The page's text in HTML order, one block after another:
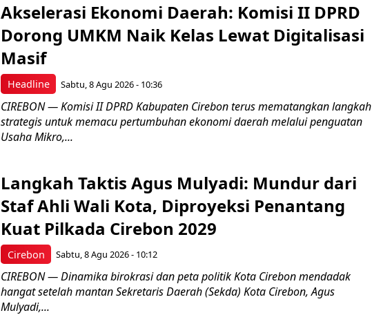
Headline
Akselerasi Ekonomi Daerah: Komisi II DPRD
Dorong UMKM Naik Kelas Lewat Digitalisasi
Masif
Sabtu, 8 Agu 2026 - 10:36
CIREBON — Komisi II DPRD Kabupaten Cirebon terus mematangkan langkah
strategis untuk memacu pertumbuhan ekonomi daerah melalui penguatan
Usaha Mikro,...
Cirebon
Langkah Taktis Agus Mulyadi: Mundur dari
Staf Ahli Wali Kota, Diproyeksi Penantang
Kuat Pilkada Cirebon 2029
Sabtu, 8 Agu 2026 - 10:12
CIREBON — Dinamika birokrasi dan peta politik Kota Cirebon mendadak
hangat setelah mantan Sekretaris Daerah (Sekda) Kota Cirebon, Agus
Mulyadi,...